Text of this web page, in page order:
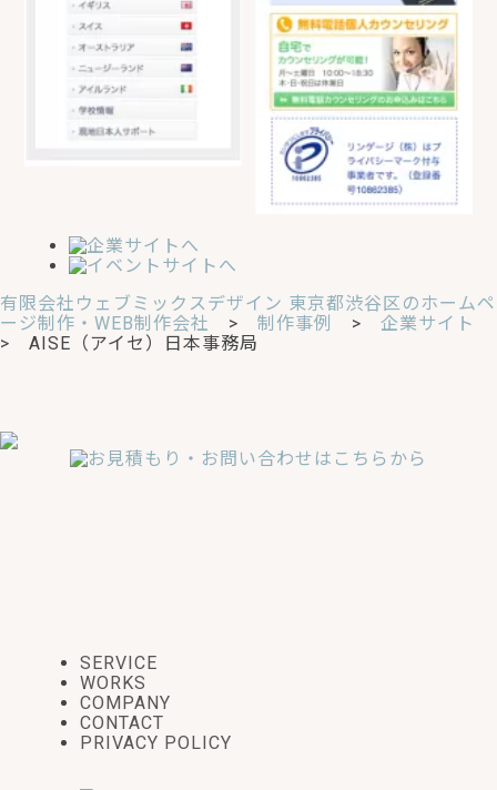
有限会社ウェブミックスデザイン 東京都渋谷区のホームペ
ージ制作・WEB制作会社
> 制作事例 > 企業サイト
> AISE（アイセ）日本事務局
SERVICE
WORKS
COMPANY
CONTACT
PRIVACY POLICY